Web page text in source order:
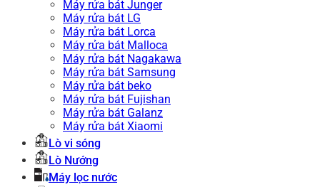
Máy rửa bát Junger
Máy rửa bát LG
Máy rửa bát Lorca
Máy rửa bát Malloca
Máy rửa bát Nagakawa
Máy rửa bát Samsung
Máy rửa bát beko
Máy rửa bát Fujishan
Máy rửa bát Galanz
Máy rửa bát Xiaomi
Lò vi sóng
Lò Nướng
Máy lọc nước